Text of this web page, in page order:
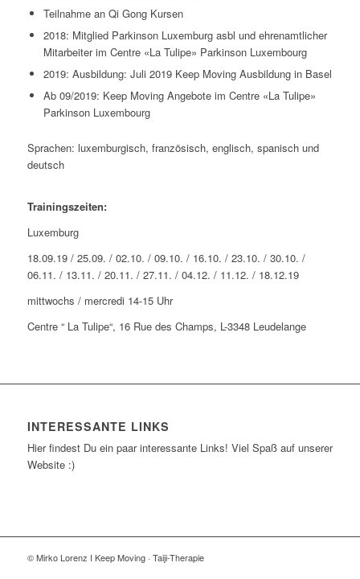
Teilnahme an Qi Gong Kursen
2018: Mitglied Parkinson Luxemburg asbl und ehrenamtlicher
Mitarbeiter im Centre «La Tulipe» Parkinson Luxembourg
2019: Ausbildung: Juli 2019 Keep Moving Ausbildung in Basel
Ab 09/2019: Keep Moving Angebote im Centre «La Tulipe»
Parkinson Luxembourg
Sprachen: luxemburgisch, französisch, englisch, spanisch und
deutsch
Trainingszeiten:
Luxemburg
18.09.19 / 25.09. / 02.10. / 09.10. / 16.10. / 23.10. / 30.10. /
06.11. / 13.11. / 20.11. / 27.11. / 04.12. / 11.12. / 18.12.19
mittwochs / mercredi 14-15 Uhr
Centre “ La Tulipe“, 16 Rue des Champs, L-3348 Leudelange
INTERESSANTE LINKS
Hier findest Du ein paar interessante Links! Viel Spaß auf unserer
Website :)
© Mirko Lorenz I Keep Moving · Taiji-Therapie